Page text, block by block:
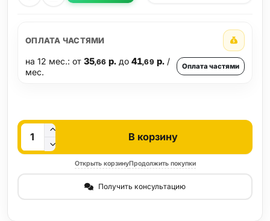
ОПЛАТА ЧАСТЯМИ
на 12 мес.: от 35,66 р. до41,69р./
мес.
Оплата частями
Кол-во
В корзину
Открыть корзинуПродолжить покупки
Получить консультацию